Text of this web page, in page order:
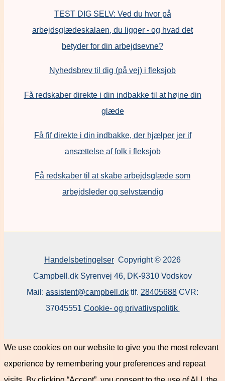
TEST DIG SELV: Ved du hvor på
arbejdsglædeskalaen, du ligger - og hvad det
betyder for din arbejdsevne?
Nyhedsbrev til dig (på vej) i fleksjob
Få redskaber direkte i din indbakke til at højne din
glæde
Få fif direkte i din indbakke, der hjælper jer if
ansættelse af folk i fleksjob
Få redskaber til at skabe arbejdsglæde som
arbejdsleder og selvstændig
Handelsbetingelser Copyright © 2026
Campbell.dk Syrenvej 46, DK-9310 Vodskov
Mail: assistent@campbell.dk tlf. 28405688 CVR:
37045551 Cookie- og privatlivspolitik
We use cookies on our website to give you the most relevant
experience by remembering your preferences and repeat